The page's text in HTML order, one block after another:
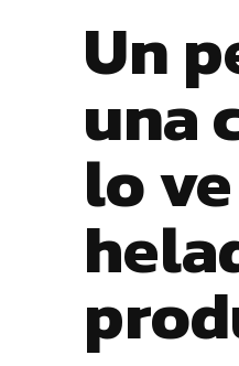
Un
una
lo